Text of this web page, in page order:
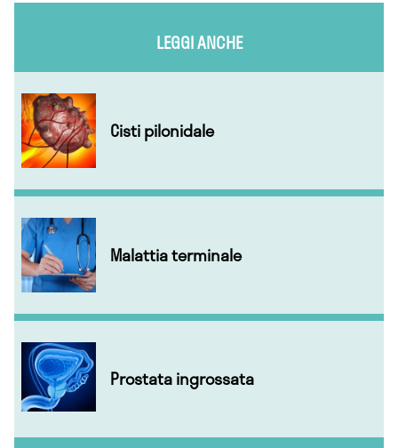
LEGGI ANCHE
Cisti pilonidale
Malattia terminale
Prostata ingrossata